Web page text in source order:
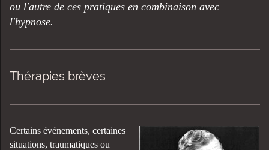
ou l'autre de ces pratiques en combinaison avec
l'hypnose.
Thérapies brèves
Certains événements, certaines
situations, traumatiques ou